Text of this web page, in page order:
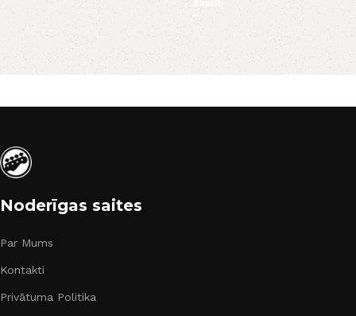
Noderīgas saites
Par Mums
Kontakti
Privātuma Politika